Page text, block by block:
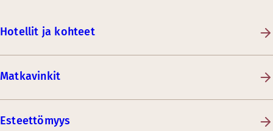
Hotellit ja kohteet
Matkavinkit
Esteettömyys